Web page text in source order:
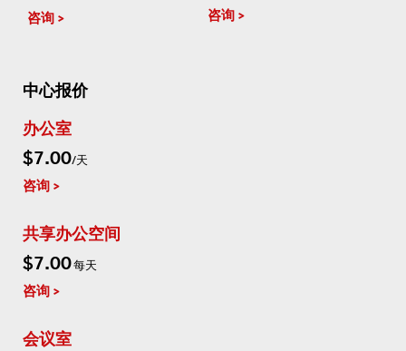
咨询 咨询
中心报价
办公室
$7.00/天
咨询
共享办公空间
$7.00每天
咨询
会议室